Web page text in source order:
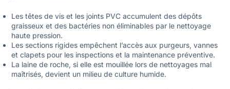
Les têtes de vis et les joints PVC accumulent des dépôts
graisseux et des bactéries non éliminables par le nettoyage
haute pression.
Les sections rigides empêchent l’accès aux purgeurs, vannes
et clapets pour les inspections et la maintenance préventive.
La laine de roche, si elle est mouillée lors de nettoyages mal
maîtrisés, devient un milieu de culture humide.